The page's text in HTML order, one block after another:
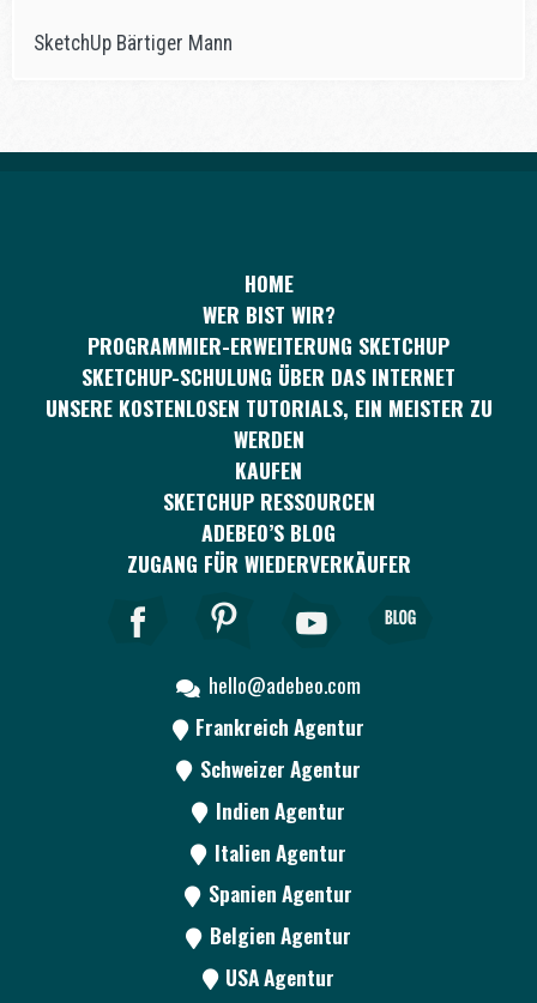
SketchUp Bärtiger Mann
HOME
WER BIST WIR?
PROGRAMMIER-ERWEITERUNG SKETCHUP
SKETCHUP-SCHULUNG ÜBER DAS INTERNET
UNSERE KOSTENLOSEN TUTORIALS, EIN MEISTER ZU
WERDEN
KAUFEN
SKETCHUP RESSOURCEN
ADEBEO’S BLOG
ZUGANG FÜR WIEDERVERKÄUFER
hello@adebeo.com
Frankreich Agentur
Schweizer Agentur
Indien Agentur
Italien Agentur
Spanien Agentur
Belgien Agentur
USA Agentur